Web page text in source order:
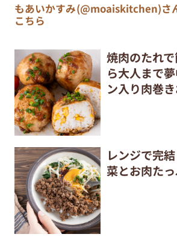
もあいかすみ(@moaiskitchen)さ
こちら
焼肉のたれ
ら大人まで
ン入り肉巻き
レンジで完
菜とお肉たっ